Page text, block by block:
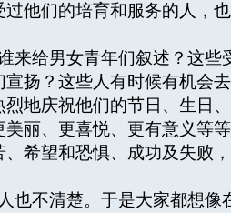
他们的培育和服务的人，
来给男女青年们叙述？这些
扬？这些人有时候有机会去
地庆祝他们的节日、生日、
丽、更喜悦、更有意义等
希望和恐惧、成功及失败
也不清楚。于是大家都想像